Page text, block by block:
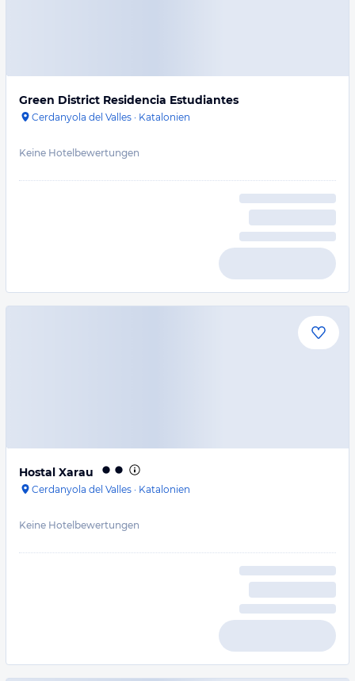
Green District Residencia Estudiantes
Cerdanyola del Valles · Katalonien
Keine Hotelbewertungen
Hostal Xarau
Cerdanyola del Valles · Katalonien
Keine Hotelbewertungen